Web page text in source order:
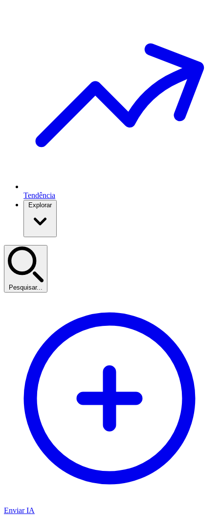
Tendência
Explorar
Pesquisar...
Enviar IA